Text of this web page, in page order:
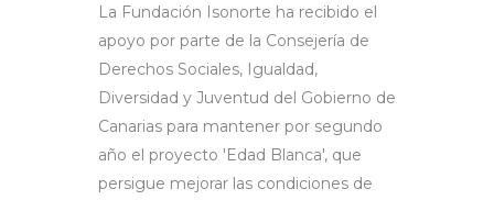
La Fundación Isonorte ha recibido el
apoyo por parte de la Consejería de
Derechos Sociales, Igualdad,
Diversidad y Juventud del Gobierno de
Canarias para mantener por segundo
año el proyecto 'Edad Blanca', que
persigue mejorar las condiciones de